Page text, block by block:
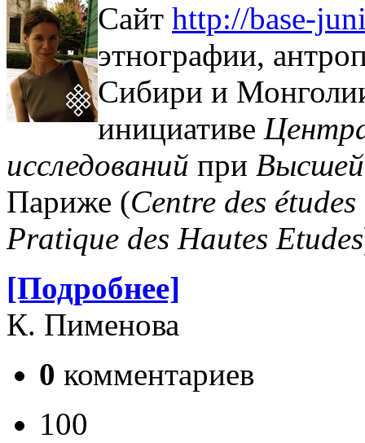
Сайт http://base-
этнографии,
Сибири и
инициативе
исследований при Высшей
Париже (Centre des
Pratique des Hautes Etudes
[Подробнее]
К. Пименова
0 комментариев
100